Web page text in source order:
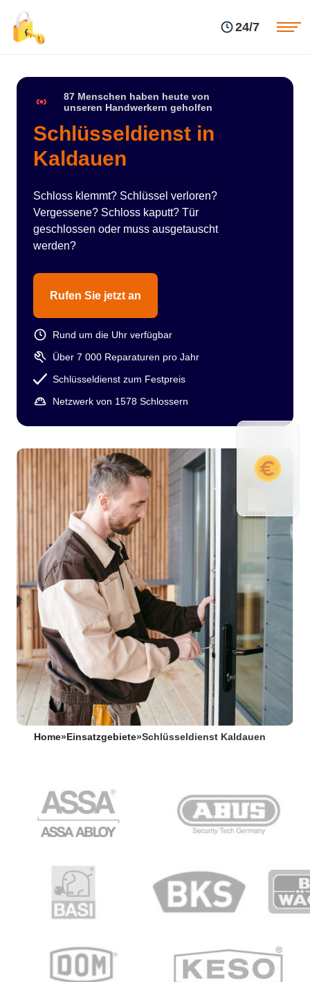
24/7
87 Menschen haben heute von
unseren Handwerkern geholfen
Schlüsseldienst in
Kaldauen
Schloss klemmt? Schlüssel verloren?
Vergessene? Schloss kaputt? Tür
geschlossen oder muss ausgetauscht
werden?
Rufen Sie jetzt an
Rund um die Uhr verfügbar
Über 7 000 Reparaturen pro Jahr
Schlüsseldienst zum Festpreis
Netzwerk von 1578 Schlossern
Home» Einsatzgebiete»Schlüsseldienst Kaldauen